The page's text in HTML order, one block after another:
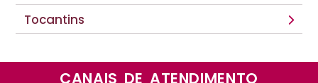
Tocantins
CANAIS DE ATENDIMENTO